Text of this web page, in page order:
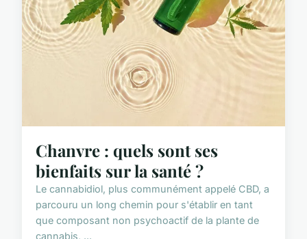
Chanvre : quels sont ses
bienfaits sur la santé ?
Le cannabidiol, plus communément appelé CBD, a
parcouru un long chemin pour s'établir en tant
que composant non psychoactif de la plante de
cannabis, ...